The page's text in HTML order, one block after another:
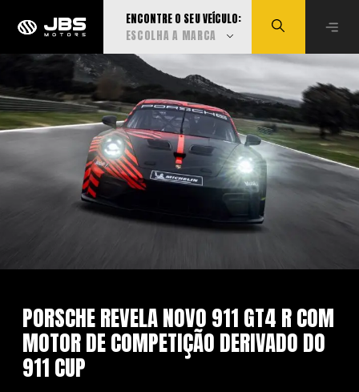
ENCONTRE O SEU VEÍCULO:
ESCOLHA A MARCA
Visualizar todas
Audi
BMW
Can-Am
Caoa Changan
PORSCHE REVELA NOVO 911 GT4 R COM
MOTOR DE COMPETIÇÃO DERIVADO DO
911 CUP